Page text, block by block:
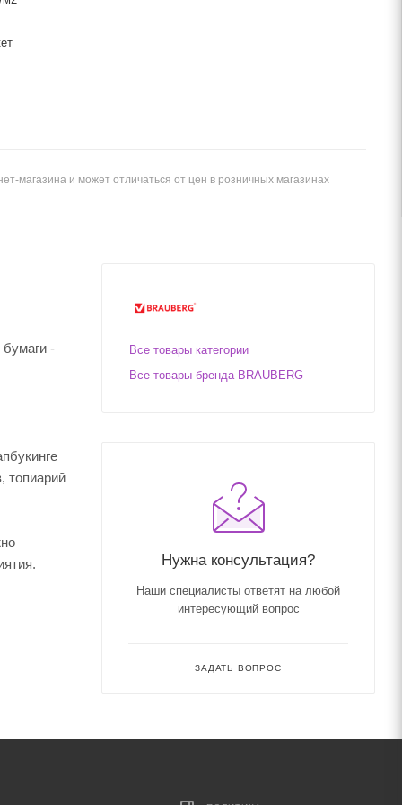
магазина и может отличаться от цен в розничных магазинах
-
топиарий
Все товары категории
Все товары бренда BRAUBERG
Нужна консультация?
Наши специалисты ответят на любой
интересующий вопрос
ЗАДАТЬ ВОПРОС